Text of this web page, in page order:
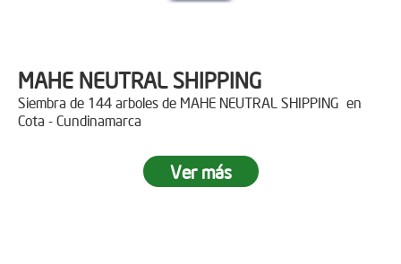
MAHE NEUTRAL SHIPPING
Siembra de 144 arboles de MAHE NEUTRAL SHIPPING en
Cota - Cundinamarca
Ver más